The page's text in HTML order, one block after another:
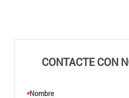
CONTACTE CON
*Nombre